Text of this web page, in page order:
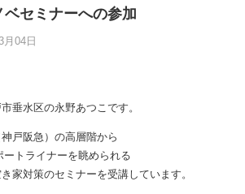
セミナーへの参加
04日
垂水区の永野あつこです。
戸阪急）の高層階から
ートライナーを眺められる
家対策のセミナーを受講しています。